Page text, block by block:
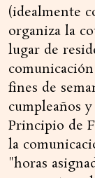
(idealmente
organiza la
lugar de
fines de
cumpleaños
Principio de
la
"horas